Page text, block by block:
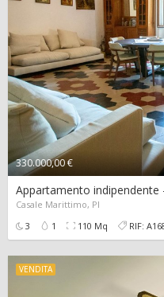
330.000,00 €
Appartamento indipendente
Casale Marittimo, PI
3
1 110 Mq RIF:
VENDITA